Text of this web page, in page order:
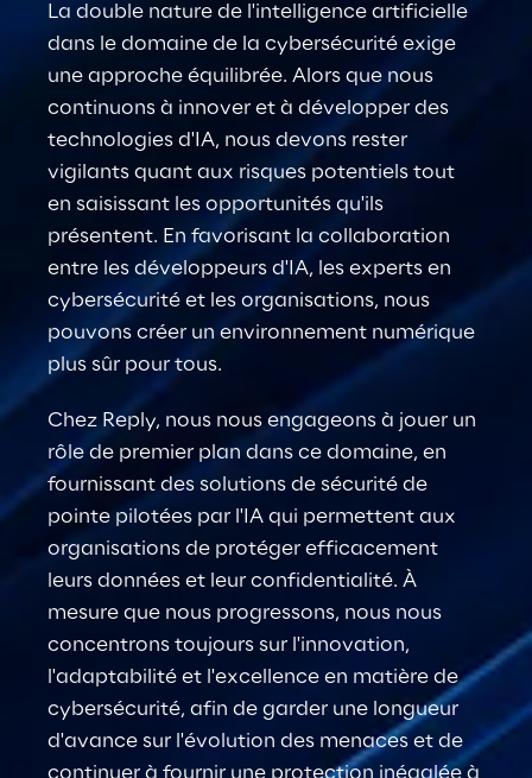
La double nature de l'intelligence artificielle
dans le domaine de la cybersécurité exige
une approche équilibrée. Alors que nous
continuons à innover et à développer des
technologies d'IA, nous devons rester
vigilants quant aux risques potentiels tout
en saisissant les opportunités qu'ils
présentent. En favorisant la collaboration
entre les développeurs d'IA, les experts en
cybersécurité et les organisations, nous
pouvons créer un environnement numérique
plus sûr pour tous.
Chez Reply, nous nous engageons à jouer un
rôle de premier plan dans ce domaine, en
fournissant des solutions de sécurité de
pointe pilotées par l'IA qui permettent aux
organisations de protéger efficacement
leurs données et leur confidentialité. À
mesure que nous progressons, nous nous
concentrons toujours sur l'innovation,
l'adaptabilité et l'excellence en matière de
cybersécurité, afin de garder une longueur
d'avance sur l'évolution des menaces et de
continuer à fournir une protection inégalée à